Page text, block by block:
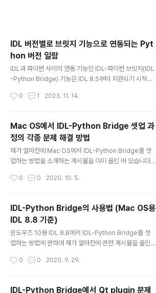
IDL 버전별로 브릿지 기능으로 연동되는 Pyt
hon 버전 일람
IDL과 파이썬 사이의 연동 기능인 IDL-파이썬 브릿지(IDL
-Python Bridge) 기능은 IDL 8.5부터 지원되기 시작했
썬의 버전은 매번 다릅니다. 마침 IDL 본사 웹페이지에서
같습니다. 이 표는 해당 웹페이지에서 제가 캡쳐해서 올린
것입니다. 흥미로운 것은 IDL 8.5부터 현 시점 기준으로
최신 버전인 8.9뿐만 아니라 9.0 버전까지도 포함되어 있
습니다. 아마 IDL의 다음 버전은 8.9.x가 아니라 바로 9.0
은 아마 빠르면 올해 안에 릴리즈가 될 것 같기도 합니..
0 1 2023. 11. 14.
Mac OS에서 IDL-Python Bridge 셋업 과
정의 각종 문제 해결 방법
제가 얼마전에 Mac OS에서 IDL-Python Bridge를 셋
업하는 방법을 소개하는 게시물을 이미 올린 바 있습니다.
사용법 (Mac OS용 IDL 8.8 기준) 윈도우즈 10용 IDL 8.
um.net/swrush/560 IDL-Python Bridge의 사용법
(Win10용 IDL 8.8 기준) IDL-Pyth.. blog.daum.net 이
게시물에서 제가 이미 언급했듯이, 여기서 제가 기술한 셋
업 과정은 IDL 도움말에 이미 소개되어 있는 관련 내용을
0 0 2020. 10. 5.
IDL-Python Bridge의 사용법 (Mac OS용
IDL 8.8 기준)
윈도우즈 10용 IDL 8.8에서 IDL-Python Bridge를 셋
업하는 방법에 관하여 제가 얼마전에 관련 게시물을 올린
on Bridge의 사용법 (Win10용 IDL 8.8 기준) IDL-Pyth
0 0 2020. 9. 29.
IDL-Python Bridge에서 Qt plugin 문제